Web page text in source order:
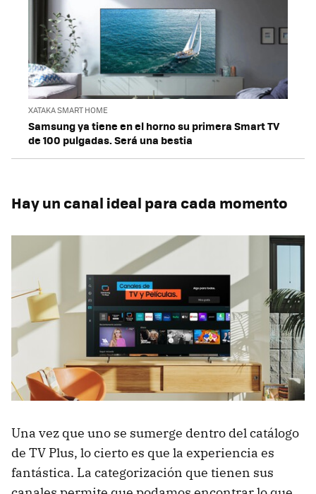
XATAKA SMART HOME
Samsung ya tiene en el horno su primera Smart TV
de 100 pulgadas. Será una bestia
Hay un canal ideal para cada momento
Una vez que uno se sumerge dentro del catálogo
de TV Plus, lo cierto es que la experiencia es
fantástica. La categorización que tienen sus